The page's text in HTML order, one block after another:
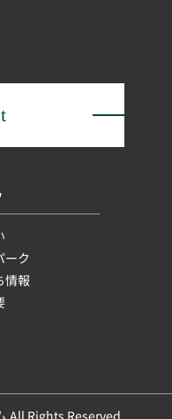
ーク
情報
All Rights Reserved.